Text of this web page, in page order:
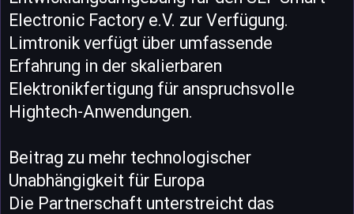
Electronic Factory e.V. zur Verfügung.
Limtronik verfügt über umfassende
Erfahrung in der skalierbaren
Elektronikfertigung für anspruchsvolle
Hightech-Anwendungen.
Beitrag zu mehr technologischer
Unabhängigkeit für Europa
Die Partnerschaft unterstreicht das